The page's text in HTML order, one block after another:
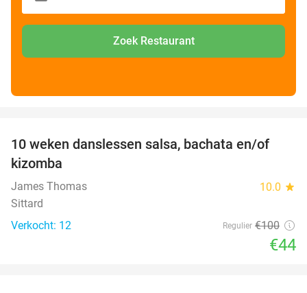
Zoek Restaurant
56%
10 weken danslessen salsa, bachata en/of
kizomba
James Thomas 10.0 star
Sittard
Verkocht: 12
Regulier €100
€44